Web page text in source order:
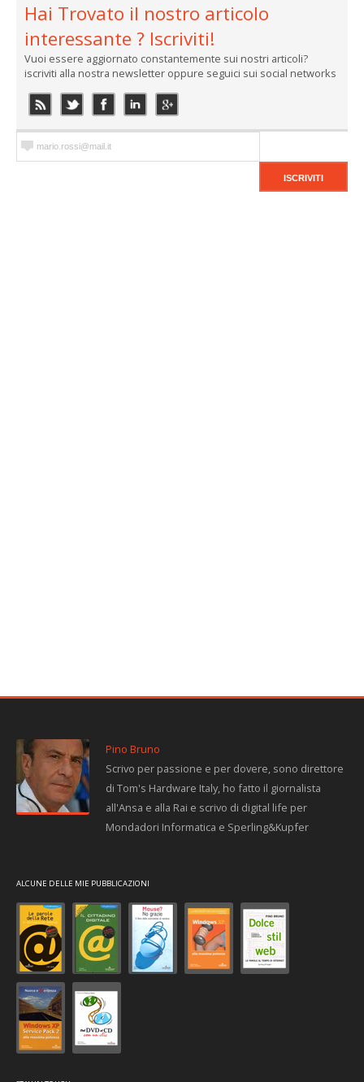
Hai Trovato il nostro articolo
interessante ? Iscriviti!
Vuoi essere aggiornato constantemente sui nostri articoli?
iscriviti alla nostra newsletter oppure seguici sui social networks
Pino Bruno
Scrivo per passione e per dovere, sono direttore
di Tom's Hardware Italy, ho fatto il giornalista
all'Ansa e alla Rai e scrivo di digital life per
Mondadori Informatica e Sperling&Kupfer
ALCUNE DELLE MIE PUBBLICAZIONI